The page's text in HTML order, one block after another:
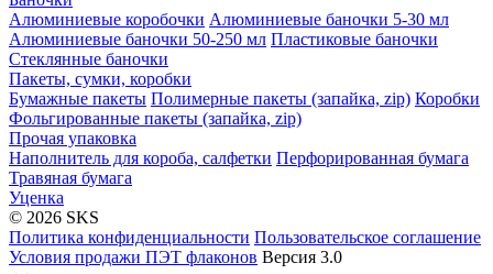
Алюминиевые коробочки Алюминиевые баночки 5-30 мл
Алюминиевые баночки 50-250 мл Пластиковые баночки
Стеклянные баночки
Пакеты, сумки, коробки
Бумажные пакеты Полимерные пакеты (запайка, zip) Коробки
Фольгированные пакеты (запайка, zip)
Прочая упаковка
Наполнитель для короба, салфетки Перфорированная бумага
Травяная бумага
Уценка
© 2026 SKS
Политика конфиденциальности Пользовательское соглашение
Условия продажи ПЭТ флаконов Версия 3.0